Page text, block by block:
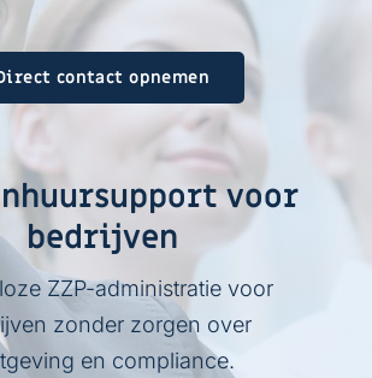
contact opnemen
voor
bedrijven
ZZP-administratie voor
zonder zorgen over
en compliance.